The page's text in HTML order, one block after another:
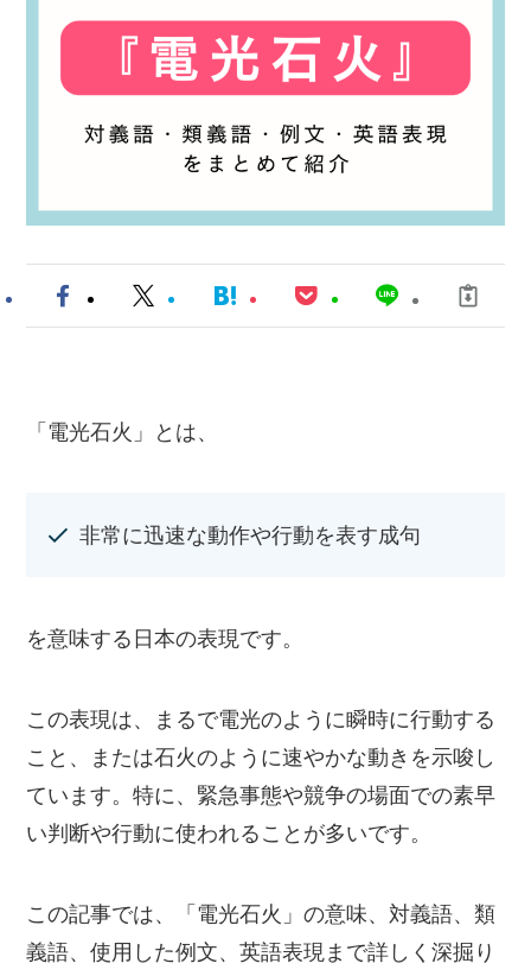
「電光石火」とは、
非常に迅速な動作や行動を表す成句
を意味する日本の表現です。
この表現は、まるで電光のように瞬時に行動する
こと、または石火のように速やかな動きを示唆し
ています。特に、緊急事態や競争の場面での素早
い判断や行動に使われることが多いです。
この記事では、「電光石火」の意味、対義語、類
義語、使用した例文、英語表現まで詳しく深掘り